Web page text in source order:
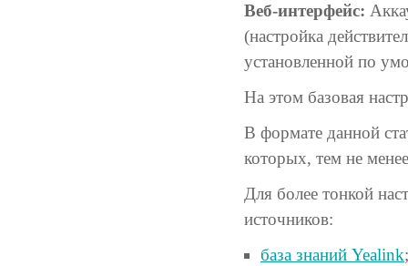
Веб-интерфейс:
(настройка
установленной по
На этом базовая
В формате данной
которых, тем не
Для более тонкой
источников:
база знаний Yealink;